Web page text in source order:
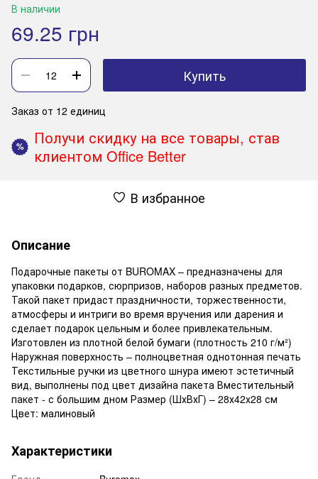
В наличии
69.25 грн
Купить
Заказ от 12 единиц
%
Получи скидку на все товары, став
клиентом Office Better
В избранное
Описание
Подарочные пакеты от BUROMAX – предназначены для
упаковки подарков, сюрпризов, наборов разных предметов.
Такой пакет придаст праздничности, торжественности,
атмосферы и интриги во время вручения или дарения и
сделает подарок цельным и более привлекательным.
Изготовлен из плотной белой бумаги (плотность 210 г/м²)
Наружная поверхность – полноцветная однотонная печать
Текстильные ручки из цветного шнура имеют эстетичный
вид, выполнены под цвет дизайна пакета Вместительный
пакет - с большим дном Размер (ШхВхГ) – 28х42х28 см
Цвет: малиновый
Характеристики